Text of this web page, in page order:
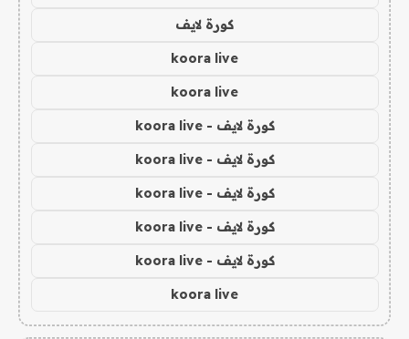
كورة لايف
koora live
koora live
كورة لايف - koora live
كورة لايف - koora live
كورة لايف - koora live
كورة لايف - koora live
كورة لايف - koora live
koora live